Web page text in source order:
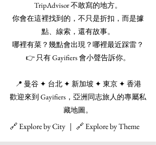
TripAdvisor 不敢寫的地方。
你會在這裡找到的，不只是折扣，而是據
點、線索，還有故事。
哪裡有菜？幾點會出現？哪裡最近踩雷？
👉 只有 Gayifiers 會小聲告訴你。
📍 曼谷 ✦ 台北 ✦ 新加坡 ✦ 東京 ✦ 香港
歡迎來到 Gayifiers，亞洲同志旅人的專屬私
藏地圖。
🔗 Explore by City ｜ 🔗 Explore by Theme